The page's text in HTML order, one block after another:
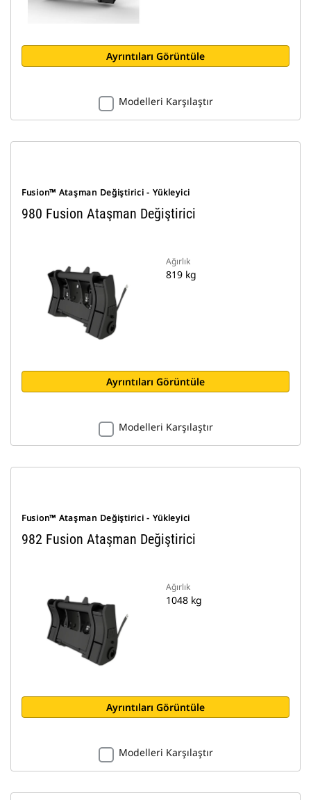
Ayrıntıları Görüntüle
Modelleri Karşılaştır
Fusion™ Ataşman Değiştirici - Yükleyici
980 Fusion Ataşman Değiştirici
Ağırlık
819 kg
Ayrıntıları Görüntüle
Modelleri Karşılaştır
Fusion™ Ataşman Değiştirici - Yükleyici
982 Fusion Ataşman Değiştirici
Ağırlık
1048 kg
Ayrıntıları Görüntüle
Modelleri Karşılaştır